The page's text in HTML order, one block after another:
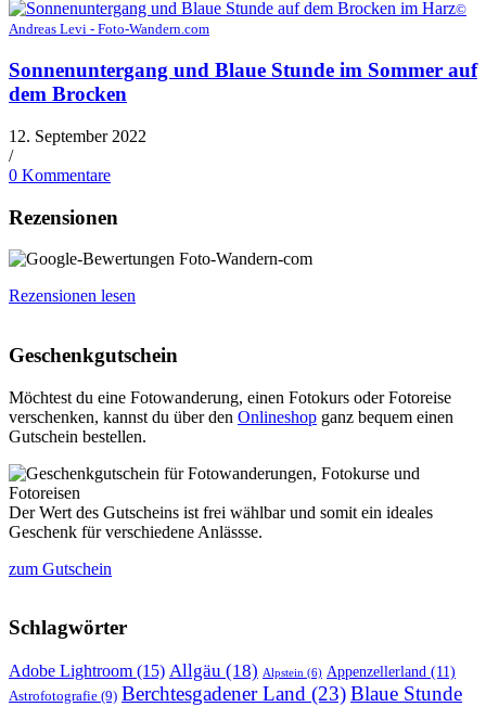
©
Andreas Levi - Foto-Wandern.com
Sonnenuntergang und Blaue Stunde im Sommer auf
dem Brocken
12. September 2022
/
0 Kommentare
Rezensionen
Rezensionen lesen
Geschenkgutschein
Möchtest du eine Fotowanderung, einen Fotokurs oder Fotoreise
verschenken, kannst du über den Onlineshop ganz bequem einen
Gutschein bestellen.
Der Wert des Gutscheins ist frei wählbar und somit ein ideales
Geschenk für verschiedene Anlässse.
zum Gutschein
Schlagwörter
Adobe Lightroom (15) Allgäu (18) Alpstein (6) Appenzellerland (11)
Astrofotografie (9) Berchtesgadener Land (23)Blaue Stunde